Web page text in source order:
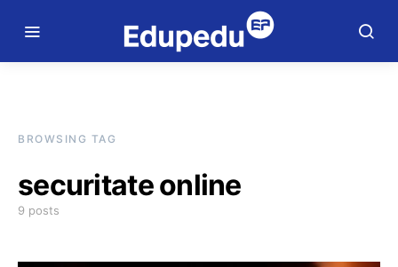
BROWSING TAG
securitate online
9 posts